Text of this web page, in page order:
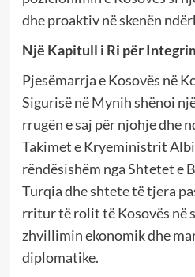
dhe proaktiv në skenën
Një Kapitull i Ri për
Pjesëmarrja e Kosovës në
Sigurisë në Mynih shënoi
rrugën e saj për njohje dhe
Takimet e Kryeministrit
rëndësishëm nga Shtetet e
Turqia dhe shtete të tjera
rritur të rolit të Kosovës në
zhvillimin ekonomik dhe
diplomatike.